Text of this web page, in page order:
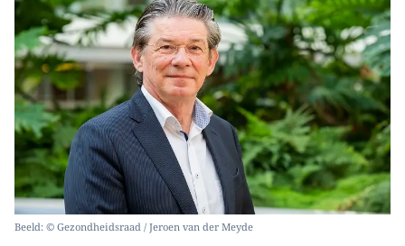
Beeld: © Gezondheidsraad / Jeroen van der Meyde